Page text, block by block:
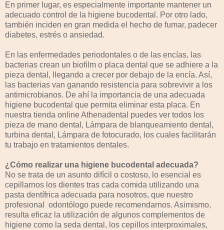
En primer lugar, es especialmente importante mantener un
adecuado control de la higiene bucodental. Por otro lado,
también inciden en gran medida el hecho de fumar, padecer
diabetes, estrés o ansiedad.
En las enfermedades periodontales o de las encías, las
bacterias crean un biofilm o placa dental que se adhiere a la
pieza dental, llegando a crecer por debajo de la encía. Así,
las bacterias van ganando resistencia para sobrevivir a los
antimicrobianos. De ahí la importancia de una adecuada
higiene bucodental que permita eliminar esta placa. En
nuestra tienda online Athenadental puedes ver todos los
pieza de mano dental, Lámpara de blanqueamiento dental,
turbina dental, Lámpara de fotocurado, los cuales facilitarán
tu trabajo en tratamientos dentales.
¿Cómo realizar una higiene bucodental adecuada?
No se trata de un asunto difícil o costoso, lo esencial es
cepillarnos los dientes tras cada comida utilizando una
pasta dentífrica adecuada para nosotros, que nuestro
profesional odontólogo puede recomendarnos. Asimismo,
resulta eficaz la utilización de algunos complementos de
higiene como la seda dental, los cepillos interproximales,